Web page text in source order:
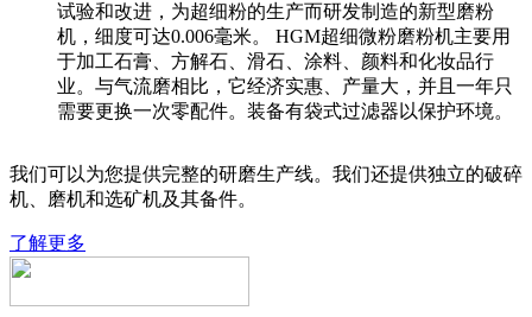
试验和改进，为超细粉的生产而研发制造的新型磨粉
机，细度可达0.006毫米。 HGM超细微粉磨粉机主要用
于加工石膏、方解石、滑石、涂料、颜料和化妆品行
业。与气流磨相比，它经济实惠、产量大，并且一年只
需要更换一次零配件。装备有袋式过滤器以保护环境。
我们可以为您提供完整的研磨生产线。我们还提供独立的破碎
机、磨机和选矿机及其备件。
了解更多